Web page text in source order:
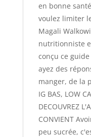
en bonne
voulez limiter
Magali
nutritionniste
conçu ce
ayez des
manger, de la
IG BAS, LOW
DECOUVREZ
CONVIENT
peu sucrée,